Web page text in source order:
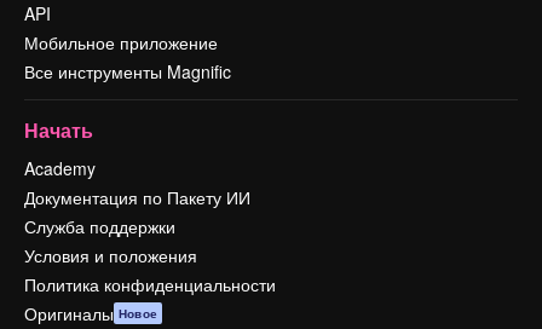
API
Мобильное приложение
Все инструменты Magnific
Начать
Academy
Документация по Пакету ИИ
Служба поддержки
Условия и положения
Политика конфиденциальности
Оригиналы Новое